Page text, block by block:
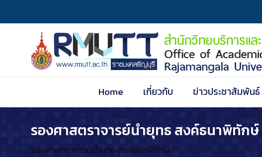
Home เกี่ยวกับ ข่าวประชาสัมพันธ์
รองศาสตราจารย์นำยุทธ สงค์ธนาพิทักษ์
รองศาสตราจารย์นำยุทธ สงค์ธนาพิทักษ์